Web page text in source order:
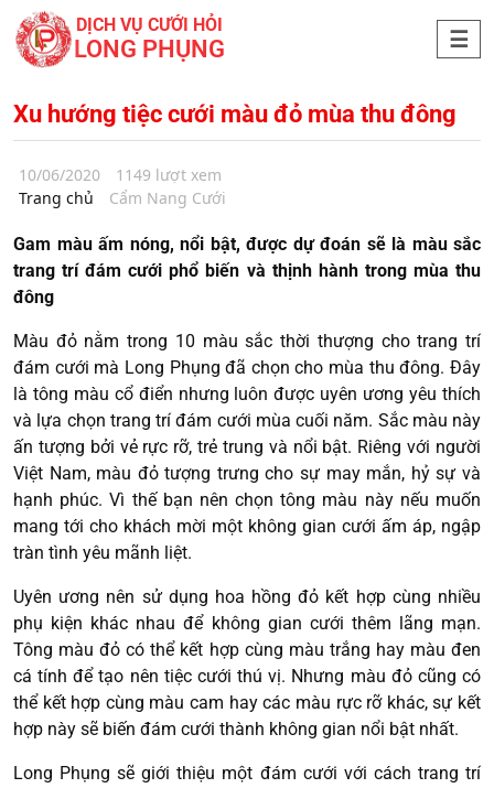
DỊCH VỤ CƯỚI HỎI
LONG PHỤNG
Xu hướng tiệc cưới màu đỏ mùa thu đông
10/06/2020
1149 lượt xem
Trang chủ
Cẩm Nang Cưới
Gam màu ấm nóng, nổi bật, được dự đoán sẽ là màu sắc
trang trí đám cưới phổ biến và thịnh hành trong mùa thu
đông
Màu đỏ nằm trong 10 màu sắc thời thượng cho trang trí
đám cưới mà Long Phụng đã chọn cho mùa thu đông. Đây
là tông màu cổ điển nhưng luôn được uyên ương yêu thích
và lựa chọn trang trí đám cưới mùa cuối năm. Sắc màu này
ấn tượng bởi vẻ rực rỡ, trẻ trung và nổi bật. Riêng với người
Việt Nam, màu đỏ tượng trưng cho sự may mắn, hỷ sự và
hạnh phúc. Vì thế bạn nên chọn tông màu này nếu muốn
mang tới cho khách mời một không gian cưới ấm áp, ngập
tràn tình yêu mãnh liệt.
Uyên ương nên sử dụng hoa hồng đỏ kết hợp cùng nhiều
phụ kiện khác nhau để không gian cưới thêm lãng mạn.
Tông màu đỏ có thể kết hợp cùng màu trắng hay màu đen
cá tính để tạo nên tiệc cưới thú vị. Nhưng màu đỏ cũng có
thể kết hợp cùng màu cam hay các màu rực rỡ khác, sự kết
hợp này sẽ biến đám cưới thành không gian nổi bật nhất.
Long Phụng sẽ giới thiệu một đám cưới với cách trang trí